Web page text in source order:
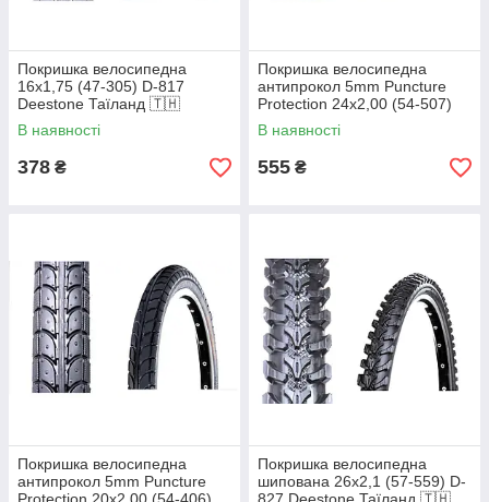
Покришка велосипедна
16х1,75 (47-305) D-817
Deestone Таїланд 🇹🇭
В наявності
378 ₴
Покришка велосипедна
антипрокол 5mm Puncture
Protection 24х2,00 (54-507)
D-817 Deestone Таїланд 🇹🇭
В наявності
555 ₴
Покришка велосипедна
антипрокол 5mm Puncture
Покришка велосипедна
шипована 26х2,1 (57-559) D-